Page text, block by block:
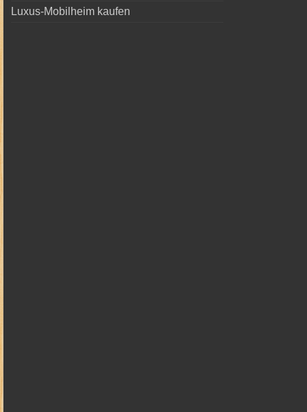
Luxus-Mobilheim kaufen